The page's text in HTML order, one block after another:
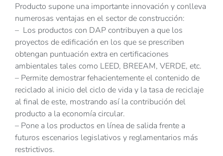
Producto supone una importante innovación y conlleva
numerosas ventajas en el sector de construcción:
– Los productos con DAP contribuyen a que los
proyectos de edificación en los que se prescriben
obtengan puntuación extra en certificaciones
ambientales tales como LEED, BREEAM, VERDE, etc.
– Permite demostrar fehacientemente el contenido de
reciclado al inicio del ciclo de vida y la tasa de reciclaje
al final de este, mostrando así la contribución del
producto a la economía circular.
– Pone a los productos en línea de salida frente a
futuros escenarios legislativos y reglamentarios más
restrictivos.